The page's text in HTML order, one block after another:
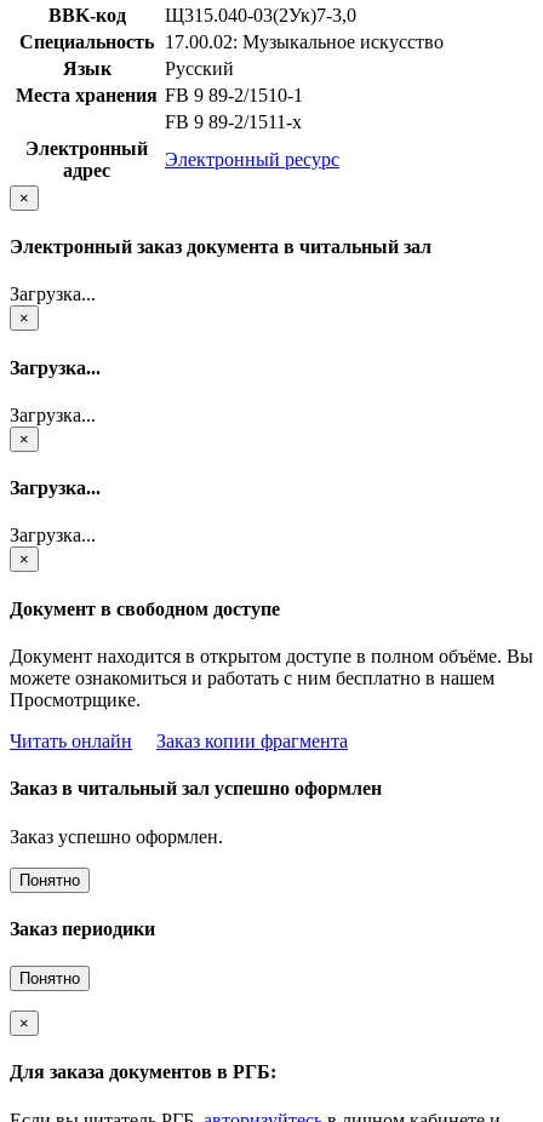
BBK-код
Щ315.040-03(2Ук)7-3,0
Специальность 17.00.02: Музыкальное искусство
Язык
Русский
Места хранения FB 9 89-2/1510-1
FB 9 89-2/1511-x
Электронный
адрес
Электронный ресурс
×
Электронный заказ документа в читальный зал
Загрузка...
×
Загрузка...
Загрузка...
×
Загрузка...
Загрузка...
×
Документ в свободном доступе
Документ находится в открытом доступе в полном объёме. Вы
можете ознакомиться и работать с ним бесплатно в нашем
Просмотрщике.
Читать онлайн
Заказ копии фрагмента
Заказ в читальный зал успешно оформлен
Заказ успешно оформлен.
Понятно
Заказ периодики
Понятно
×
Для заказа документов в РГБ: